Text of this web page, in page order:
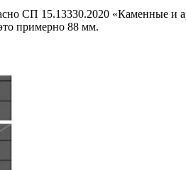
СП 15.13330.2020 «Каменные и
примерно 88 мм.